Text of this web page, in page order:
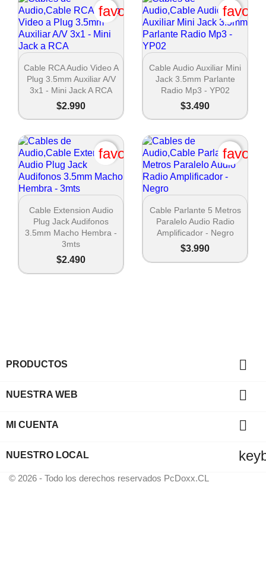
 Vista rápida
Cable RCA Audio Video A
Plug 3.5mm Auxiliar A/V
3x1 - Mini Jack A RCA
$2.990
favorite_border
 Vista rápida
Cable Audio Auxiliar Mini
Jack 3.5mm Parlante
Radio Mp3 - YP02
$3.490
 Vista rápida
Cable Extension Audio
Plug Jack Audifonos
3.5mm Macho Hembra -
3mts
$2.490
favorite_border
 Vista rápida
Cable Parlante 5 Metros
Paralelo Audio Radio
Amplificador - Negro
$3.990
PRODUCTOS 
NUESTRA WEB 
MI CUENTA 
NUESTRO LOCAL
© 2026 - Todo los derechos reservados PcDoxx.CL